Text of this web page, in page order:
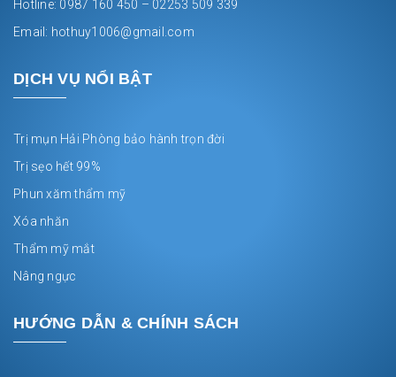
Hotline: 0987 160 450 – 02253 509 339
Email: hothuy1006@gmail.com
DỊCH VỤ NỔI BẬT
Trị mụn Hải Phòng bảo hành trọn đời
Trị sẹo hết 99%
Phun xăm thẩm mỹ
Xóa nhăn
Thẩm mỹ mắt
Nâng ngực
HƯỚNG DẪN & CHÍNH SÁCH